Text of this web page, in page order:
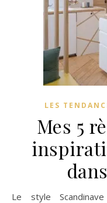
LES
Mes 5
Le style Scandinave se définit par des matières